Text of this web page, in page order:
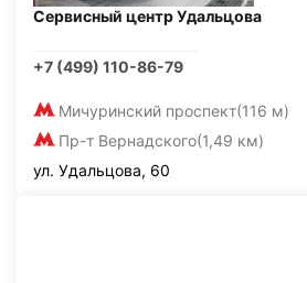
Сервисный центр Удальцова
+7 (499) 110-86-79
Мичуринский проспект(116 м)
Пр-т Вернадского(1,49 км)
ул. Удальцова, 60